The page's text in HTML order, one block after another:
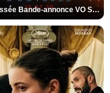
L'Odyssée Bande-annonce VO STFR